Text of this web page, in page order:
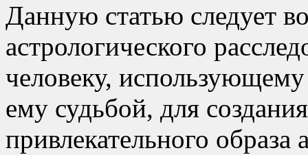
Данную статью следует
астрологического
человеку,
ему судьбой, для
привлекательного образа